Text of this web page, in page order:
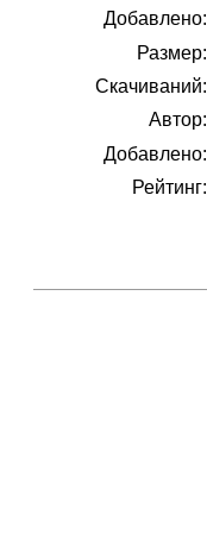
Добавлено:
Размер:
Скачиваний:
Автор:
Добавлено:
Рейтинг: